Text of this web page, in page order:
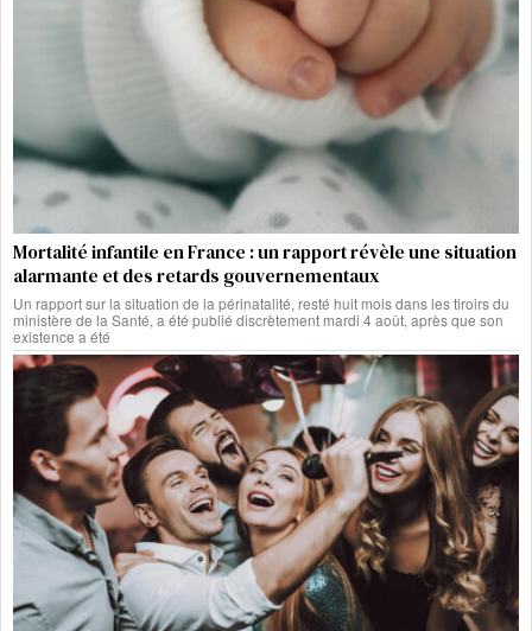
Mortalité infantile en France : un rapport révèle une situation
alarmante et des retards gouvernementaux
Un rapport sur la situation de la périnatalité, resté huit mois dans les tiroirs du
ministère de la Santé, a été publié discrètement mardi 4 août, après que son
existence a été